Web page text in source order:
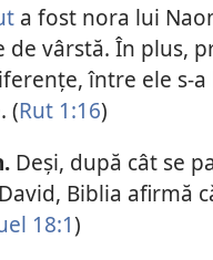
a fost nora lui
de vârstă. În plus,
între ele s-
(Rut 1:16)
Deși, după cât se
Biblia afirmă
18:1)